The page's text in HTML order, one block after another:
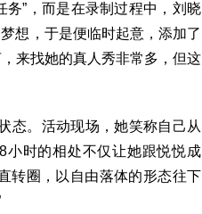
务”，而是在录制过程中，刘晓
想，于是便临时起意，添加了
来找她的真人秀非常多，但这
。活动现场，她笑称自己从
小时的相处不仅让她跟悦悦成
转圈，以自由落体的形态往下